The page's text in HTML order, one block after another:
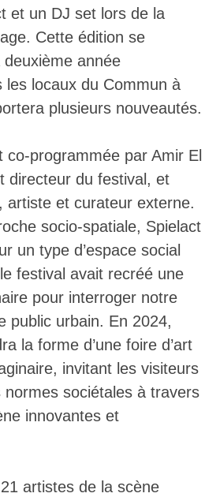
et un DJ set lors de la
Cette édition se
année
les locaux du Commun à
plusieurs nouveautés.
co-programmée par Amir El
directeur du festival, et
artiste et curateur externe.
socio-spatiale, Spielact
un type d’espace social
festival avait recréé une
pour interroger notre
public urbain. En 2024,
la forme d’une foire d’art
invitant les visiteurs
normes sociétales à travers
innovantes et
artistes de la scène